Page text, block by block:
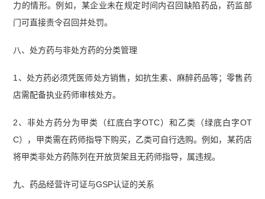
力的情形。例如，某企业未在规定时间内召回缺陷药品，药监部
门可直接责令召回并处罚。
八、处方药与非处方药的分类管理
1、处方药必须凭医师处方销售，如抗生素、麻醉药品等；零售药
店需配备执业药师审核处方。
2、非处方药分为甲类（红底白字OTC）和乙类（绿底白字OT
C），甲类需在药师指导下购买，乙类可自行选购。例如，某药店
将甲类非处方药陈列在开放货架且无药师指导，属违规。
九、药品经营许可证与GSP认证的关系